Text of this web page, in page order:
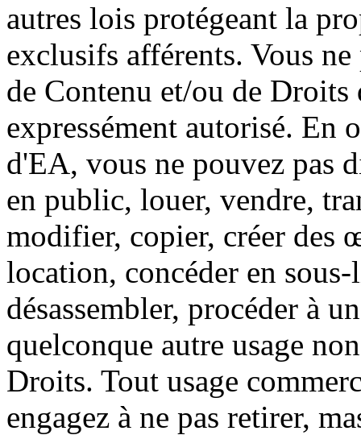
autres lois protégeant la
exclusifs afférents. Vous
de Contenu et/ou de
expressément autorisé. En
d'EA, vous ne pouvez pas
en public, louer, vendre,
modifier, copier, créer des
location, concéder en
désassembler, procéder à
quelconque autre usage
Droits. Tout usage
engagez à ne pas retirer,